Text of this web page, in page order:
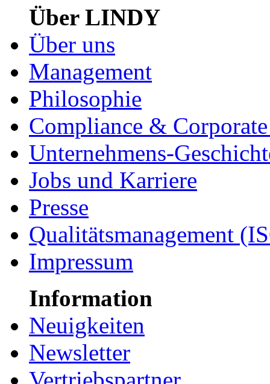
Über LINDY
Über uns
Management
Philosophie
Compliance &
Unternehmens-
Jobs und Karriere
Presse
Qualitätsmanagement
Impressum
Information
Neuigkeiten
Newsletter